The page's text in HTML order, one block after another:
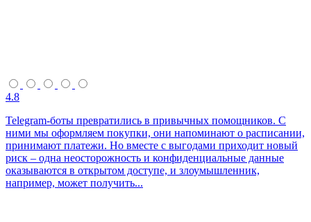
4.8
Telegram‑боты превратились в привычных помощников. С
ними мы оформляем покупки, они напоминают о расписании,
принимают платежи. Но вместе с выгодами приходит новый
риск – одна неосторожность и конфиденциальные данные
оказываются в открытом доступе, и злоумышленник,
например, может получить...